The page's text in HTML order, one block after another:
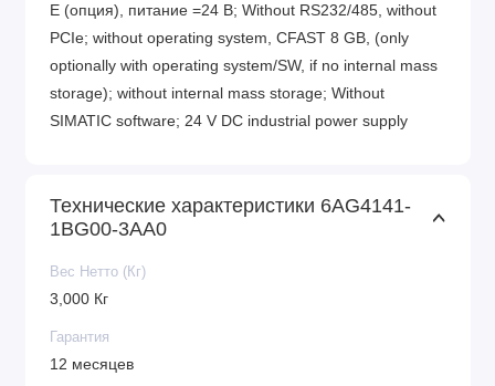
E (опция), питание =24 В; Without RS232/485, without
PCIe; without operating system, CFAST 8 GB, (only
optionally with operating system/SW, if no internal mass
storage); without internal mass storage; Without
SIMATIC software; 24 V DC industrial power supply
Технические характеристики 6AG4141-
1BG00-3AA0
Вес Нетто (Кг)
3,000 Кг
Гарантия
12 месяцев